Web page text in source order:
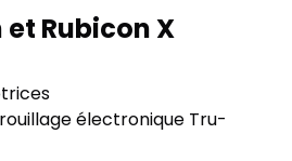
Rubicon X
électronique Tru-